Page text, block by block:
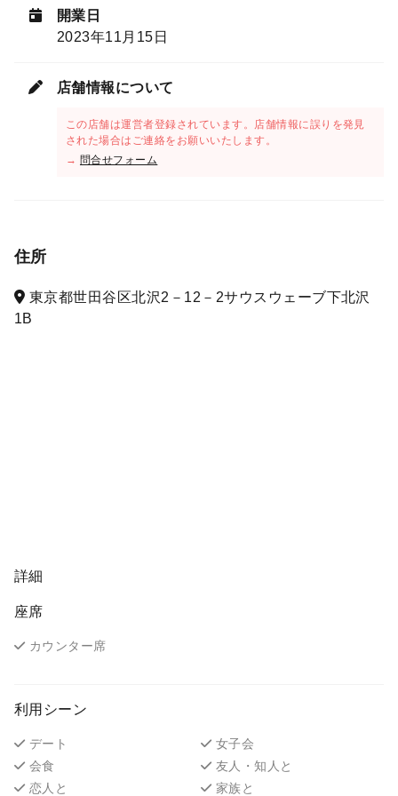
開業日
2023年11月15日
店舗情報について
この店舗は運営者登録されています。店舗情報に誤りを発見
された場合はご連絡をお願いいたします。
→ 問合せフォーム
住所
東京都世田谷区北沢2－12－2サウスウェーブ下北沢
1B
詳細
座席
カウンター席
利用シーン
デート
女子会
会食
友人・知人と
恋人と
家族と